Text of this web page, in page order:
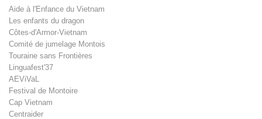
Aide à l'Enfance du Vietnam
Les enfants du dragon
Côtes-d'Armor-Vietnam
Comité de jumelage Montois
Touraine sans Frontières
Linguafest'37
AEViVaL
Festival de Montoire
Cap Vietnam
Centraider